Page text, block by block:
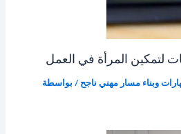
لتمكين المرأة في العمل
وبناء مسار مهني ناجح/ بواسطة